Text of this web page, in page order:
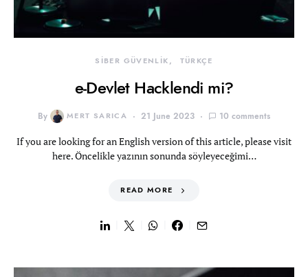
SİBER GÜVENLİK TÜRKÇE
e-Devlet Hacklendi mi?
By MERT SARICA 21 June 2023 10 comments
If you are looking for an English version of this article, please visit
here. Öncelikle yazının sonunda söyleyeceğimi…
READ MORE